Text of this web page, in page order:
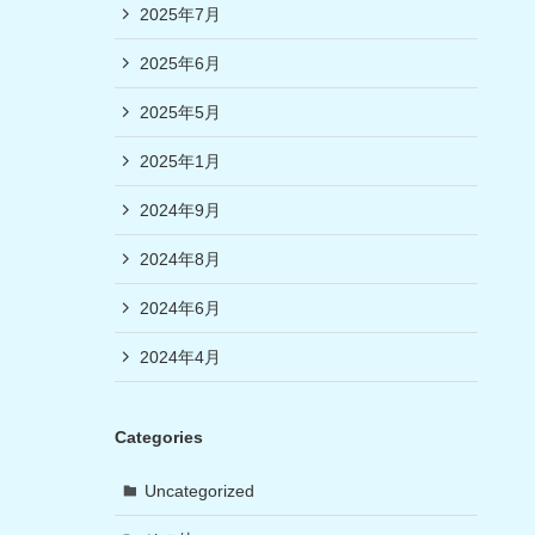
2025年7月
2025年6月
2025年5月
2025年1月
2024年9月
2024年8月
2024年6月
2024年4月
Categories
Uncategorized